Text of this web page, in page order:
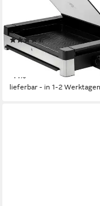
Leistung
Grillplatten
51,5 x 11,5 x 41 cm
B/H/T
(104)
169,90 € UVP189,99 €
15,52 €mtl. in 12 Raten
-11%
lieferbar - in 1-2